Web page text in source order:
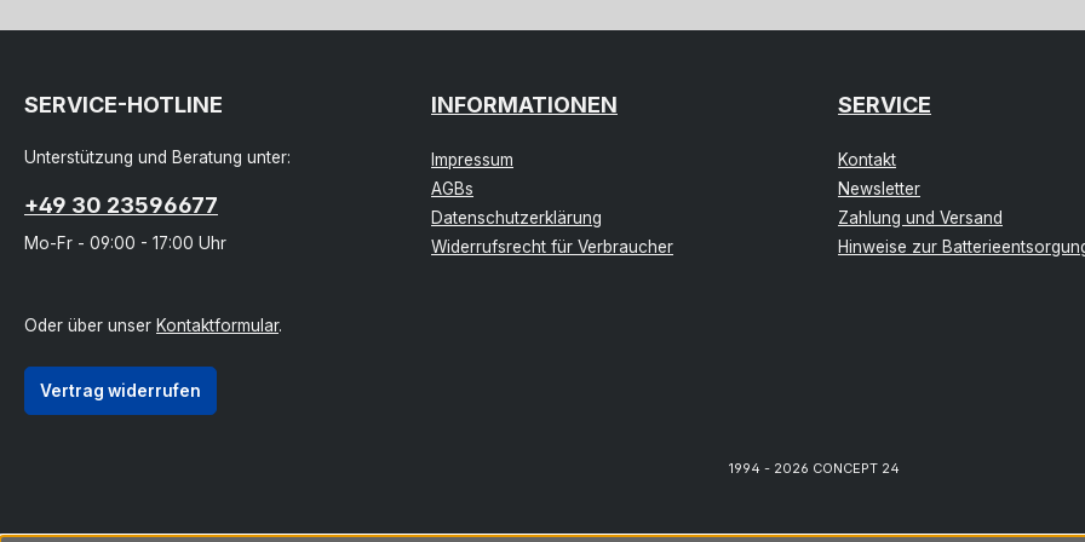
SERVICE-HOTLINE
Unterstützung und Beratung unter:
+49 30 23596677
Mo-Fr - 09:00 - 17:00 Uhr
Oder über unser Kontaktformular.
Vertrag widerrufen
INFORMATIONEN
Impressum
AGBs
Datenschutzerklärung
Widerrufsrecht für Verbraucher
SERVICE
Kontakt
Newsletter
Zahlung und Versand
Hinweise zur
1994 - 2026 CONCEPT 24